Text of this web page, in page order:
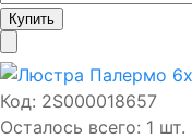
Код: 2S000018657
Осталось всего: 1 шт.